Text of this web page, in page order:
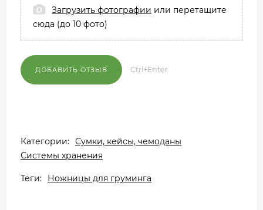
Загрузить фотографии или перетащите
сюда (до 10 фото)
Ctrl+Enter
Категории: Сумки, кейсы, чемоданы
Системы хранения
Теги: Ножницы для груминга